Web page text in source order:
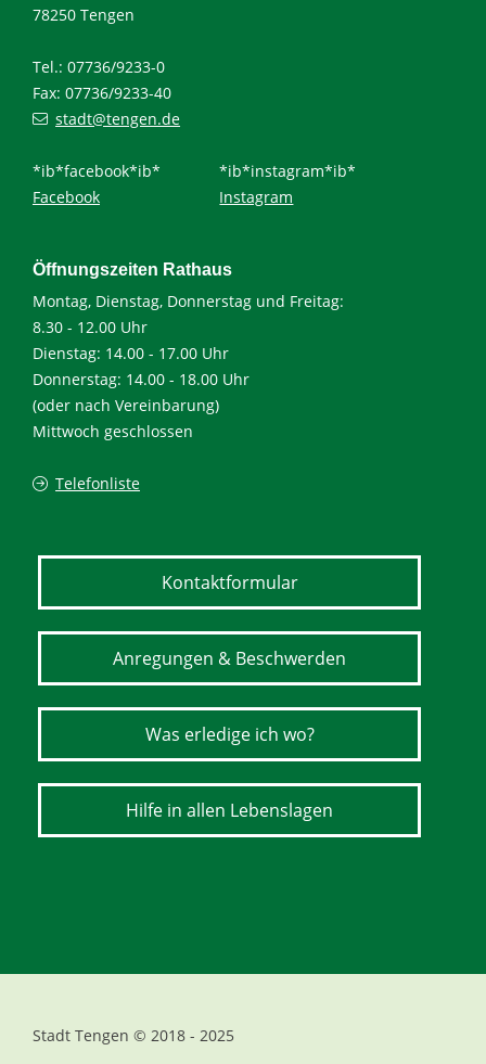
78250 Tengen
Tel.: 07736/9233-0
Fax: 07736/9233-40
stadt@tengen.de
*ib*facebook*ib*
Facebook
*ib*instagram*ib*
Instagram
Öffnungszeiten Rathaus
Montag, Dienstag, Donnerstag und Freitag:
8.30 - 12.00 Uhr
Dienstag: 14.00 - 17.00 Uhr
Donnerstag: 14.00 - 18.00 Uhr
(oder nach Vereinbarung)
Mittwoch geschlossen
Telefonliste
Kontaktformular
Anregungen & Beschwerden
Was erledige ich wo?
Hilfe in allen Lebenslagen
Stadt Tengen © 2018 - 2025